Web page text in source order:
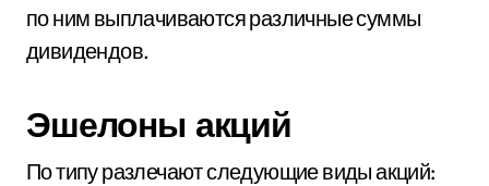
по ним выплачиваются различные суммы
дивидендов.
Эшелоны акций
По типу разлечают следующие виды акций: